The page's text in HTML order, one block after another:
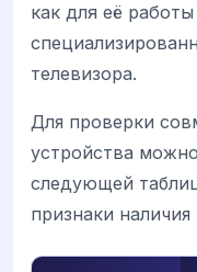
как для её работы
телевизора.
Для проверки
устройства
следующей
признаки